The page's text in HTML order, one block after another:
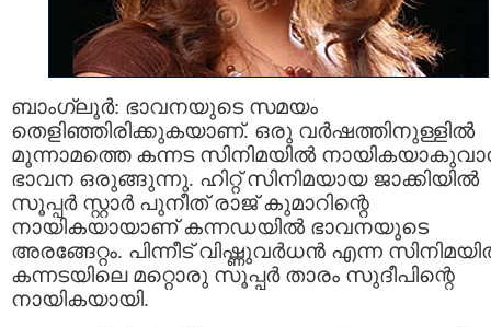
ബാംഗ്ലൂര്‍: ഭാവനയുടെ സമയം
തെളിഞ്ഞിരിക്കുകയാണ്. ഒരു വര്‍ഷത്തിനുള്ളില്‍
മൂന്നാമത്തെ കന്നട സിനിമയില്‍
ഭാവന ഒരുങ്ങുന്നു. ഹിറ്റ് സിനിമയായ ജാക്കിയില്‍
സൂപ്പര്‍ സ്റ്റാര്‍ പുനീത് രാജ് കുമാറിന്റെ
നായികയായാണ് കന്നഡയില്‍ ഭാവനയുടെ
അരങ്ങേറ്റം. പിന്നീട് വിഷ്ണുവര്‍ധന്‍ എന്ന
കന്നടയിലെ മറ്റൊരു സൂപ്പര്‍ താരം സുദീപിന്റെ
നായികയായി.